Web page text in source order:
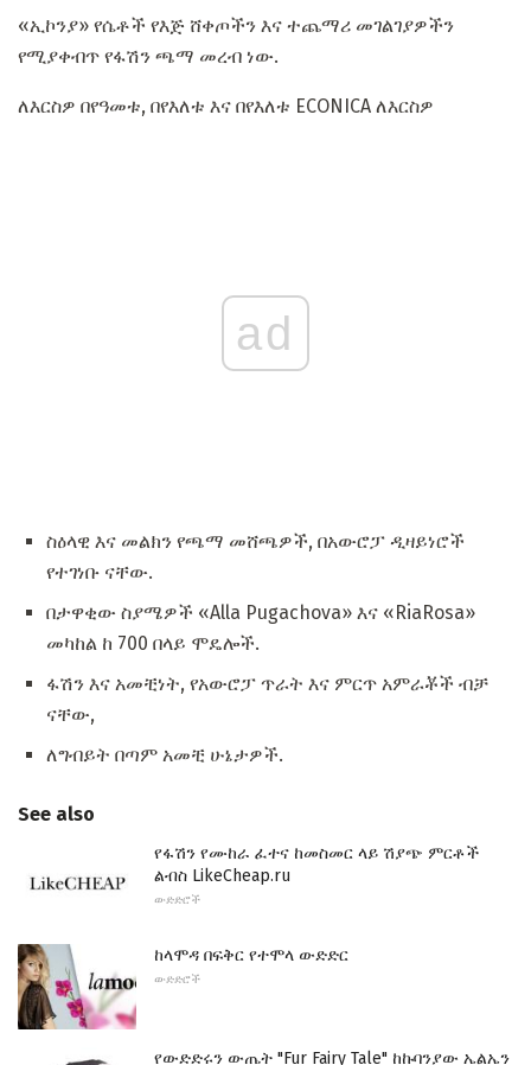
«ኢኮንያ» የሴቶች የእጅ ሸቀጦችን እና ተጨማሪ መገልገያዎችን
የሚያቀብጥ የፋሽን ጫማ መረብ ነው.
ለእርስዎ በየዓመቱ, በየእለቱ እና በየእለቱ ECONICA ለእርስዎ
ad
ስዕላዊ እና መልክን የጫማ መሸጫዎች, በአውሮፓ ዲዛይነሮች
የተገነቡ ናቸው.
በታዋቂው ስያሜዎች «Alla Pugachova» እና «RiaRosa»
መካከል ከ 700 በላይ ሞዴሎች.
ፋሽን እና አመቺነት, የአውሮፓ ጥራት እና ምርጥ አምራቾች ብቻ
ናቸው,
ለግብይት በጣም አመቺ ሁኔታዎች.
See also
የፋሽን የሙከራ ፈተና ከመስመር ላይ ሽያጭ ምርቶች
ልብስ LikeCheap.ru
ውድድሮች
ከላሞዳ በፍቅር የተሞላ ውድድር
ውድድሮች
የውድድሩን ውጤት "Fur Fairy Tale" ከኩባንያው ኤልኤን